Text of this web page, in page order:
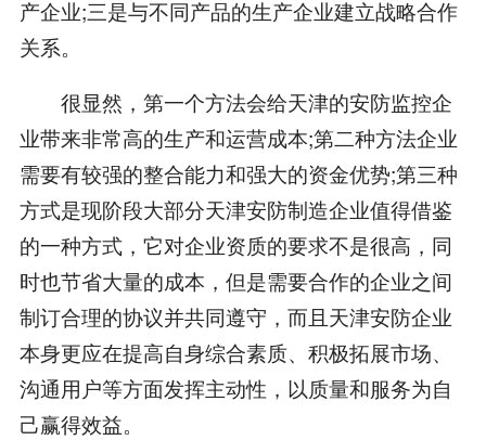
产企业;三是与不同产品的生产企业建立战略合作
关系。
很显然，第一个方法会给天津的安防监控企
业带来非常高的生产和运营成本;第二种方法企业
需要有较强的整合能力和强大的资金优势;第三种
方式是现阶段大部分天津安防制造企业值得借鉴
的一种方式，它对企业资质的要求不是很高，同
时也节省大量的成本，但是需要合作的企业之间
制订合理的协议并共同遵守，而且天津安防企业
本身更应在提高自身综合素质、积极拓展市场、
沟通用户等方面发挥主动性，以质量和服务为自
己赢得效益。